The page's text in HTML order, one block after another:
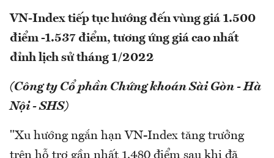
VN-Index tiếp tục hướng đến vùng giá 1.500
điểm -1.537 điểm, tương ứng giá cao nhất
đỉnh lịch sử tháng 1/2022
(Công ty Cổ phần Chứng khoán Sài Gòn - Hà
Nội - SHS)
"Xu hướng ngắn hạn VN-Index tăng trưởng